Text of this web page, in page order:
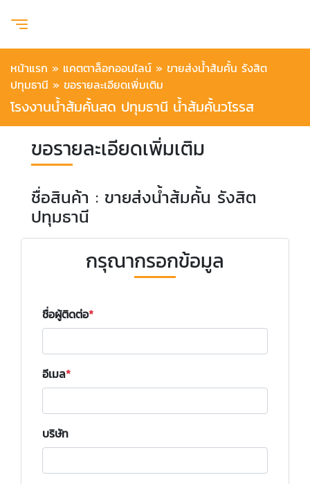
หน้าแรก » แคตตาล็อกออนไลน์ » ขายส่งน้ำส้มคั้น รังสิต
ปทุมธานี » ขอรายละเอียดเพิ่มเติม
โรงงานน้ำส้มคั้นสด ปทุมธานี น้ำส้มคั้นวโรรส
ขอรายละเอียดเพิ่มเติม
ชื่อสินค้า : ขายส่งน้ำส้มคั้น รังสิต
ปทุมธานี
กรุณากรอกข้อมูล
ชื่อผู้ติดต่อ
อีเมล
บริษัท